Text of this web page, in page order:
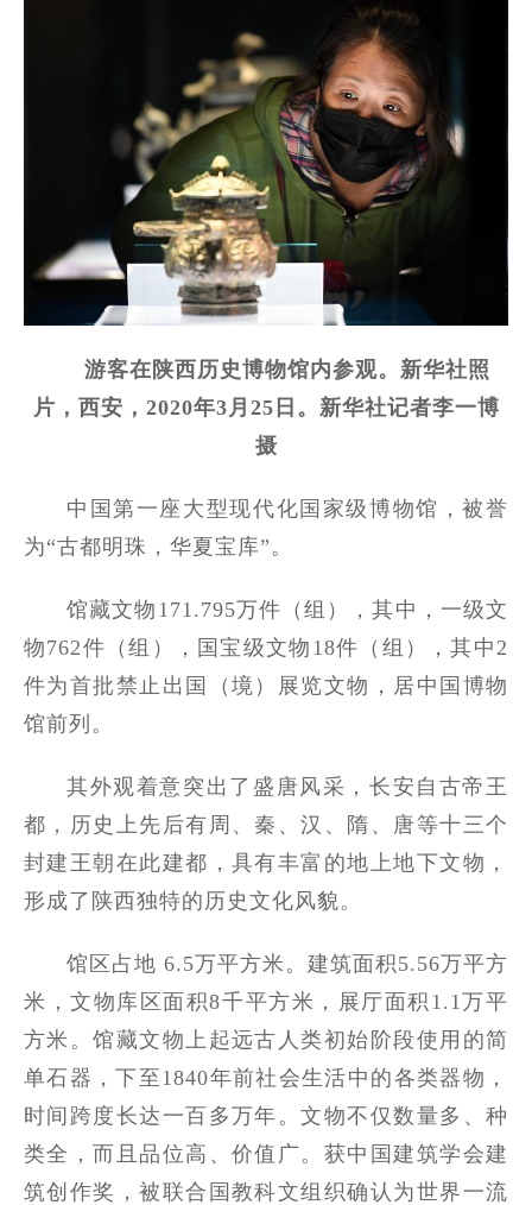
游客在陕西历史博物馆内参观。新华社照
片，西安，2020年3月25日。新华社记者李一博
摄
中国第一座大型现代化国家级博物馆，被誉
为“古都明珠，华夏宝库”。
馆藏文物171.795万件（组），其中，一级文
物762件（组），国宝级文物18件（组），其中2
件为首批禁止出国（境）展览文物，居中国博物
馆前列。
其外观着意突出了盛唐风采，长安自古帝王
都，历史上先后有周、秦、汉、隋、唐等十三个
封建王朝在此建都，具有丰富的地上地下文物，
形成了陕西独特的历史文化风貌。
馆区占地 6.5万平方米。建筑面积5.56万平方
米，文物库区面积8千平方米，展厅面积1.1万平
方米。馆藏文物上起远古人类初始阶段使用的简
单石器，下至1840年前社会生活中的各类器物，
时间跨度长达一百多万年。文物不仅数量多、种
类全，而且品位高、价值广。获中国建筑学会建
筑创作奖，被联合国教科文组织确认为世界一流